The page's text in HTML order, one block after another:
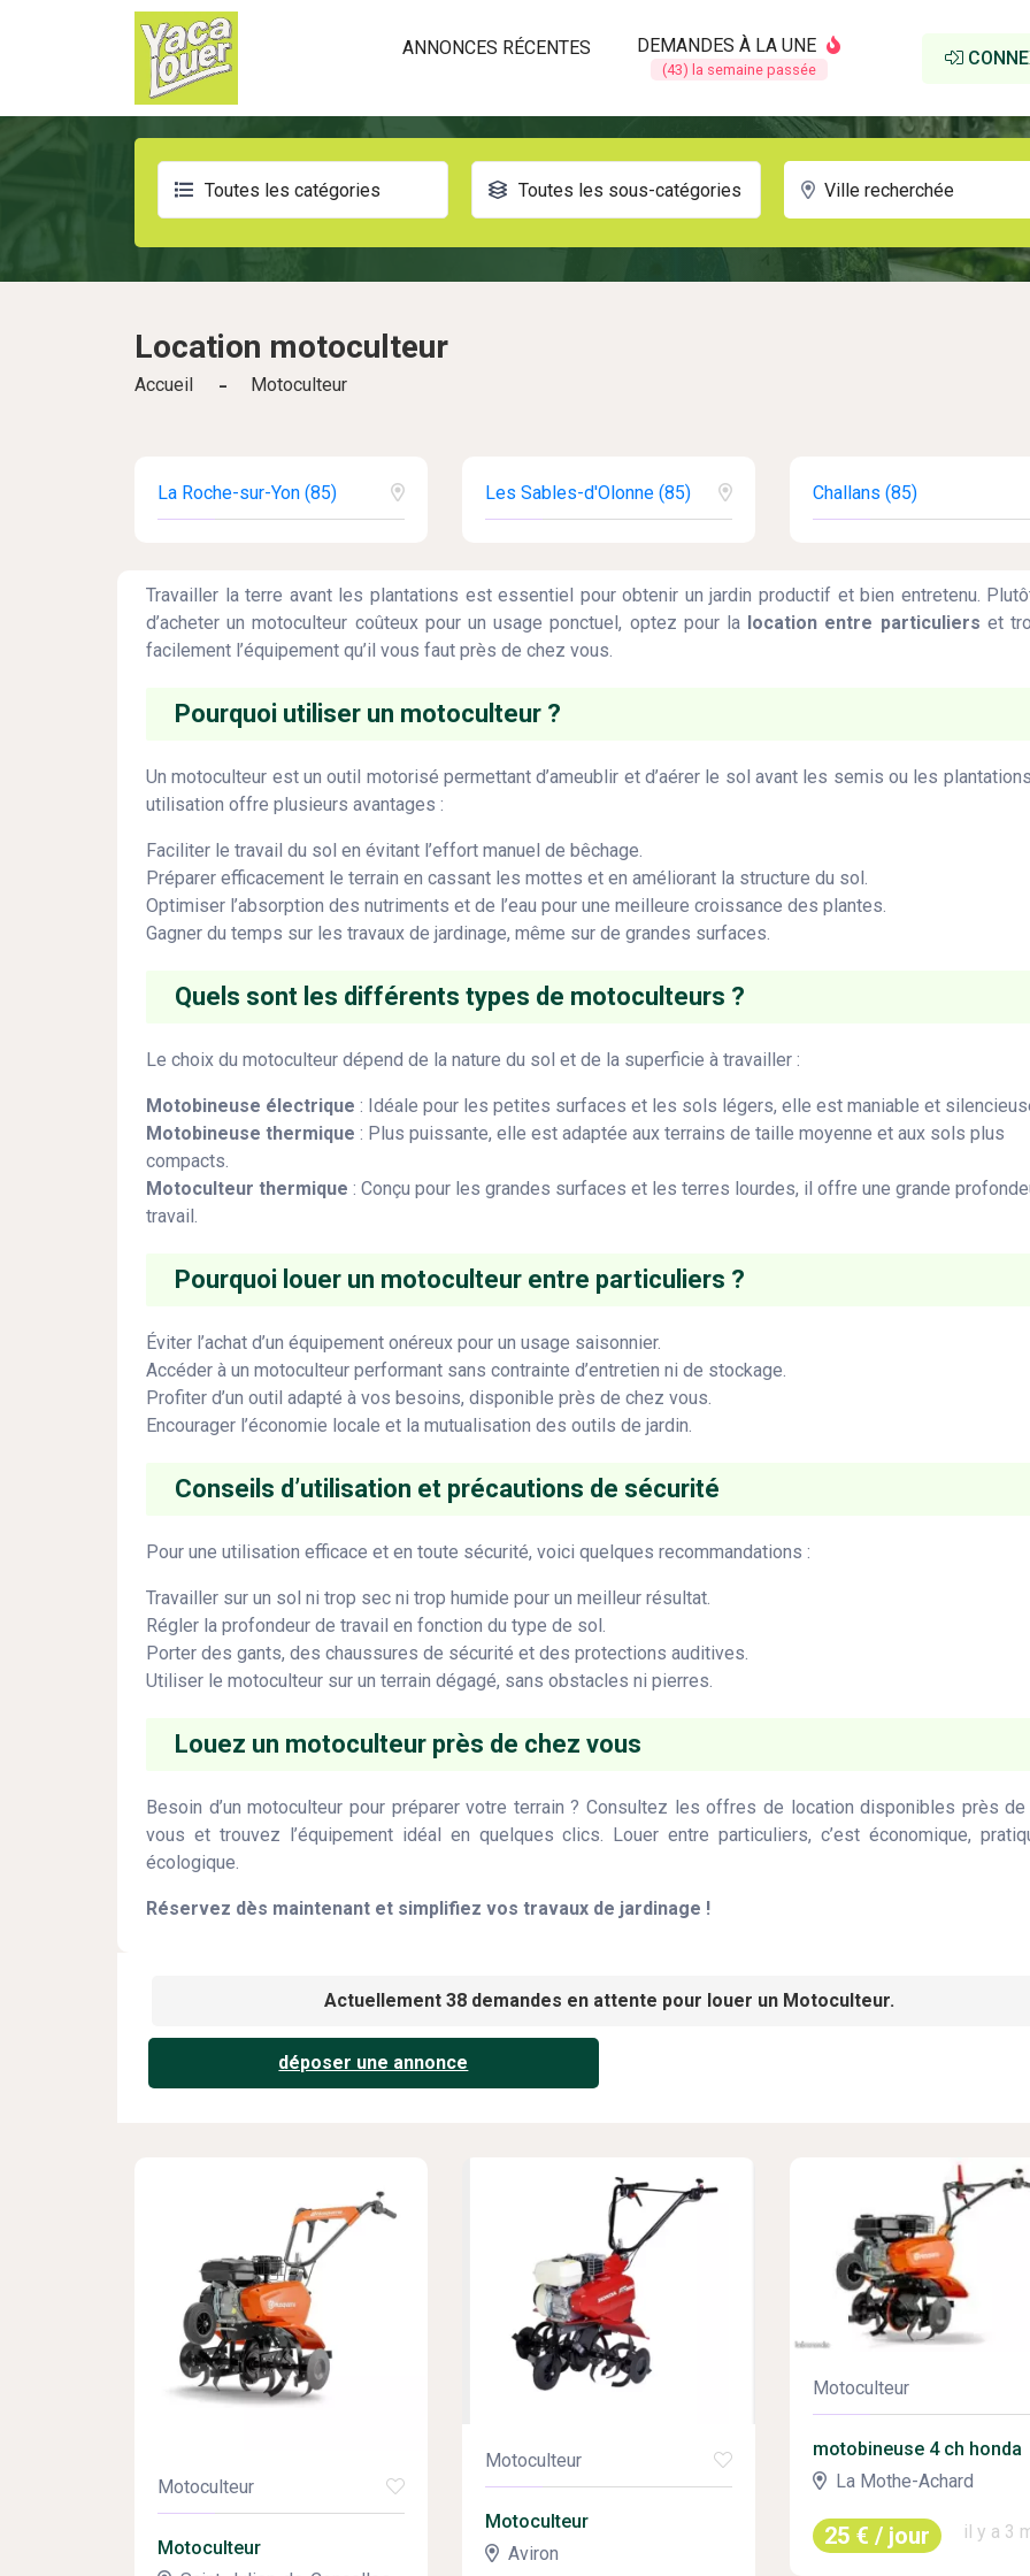
ANNONCES RÉCENTES DEMANDES À LA UNE
(43) la semaine passée
Toutes les catégories Toutes les sous-catégories
Location motoculteur
Accueil Motoculteur
La Roche-sur-Yon (85) Les Sables-d'Olonne (85) Challans (85)
Travailler la terre avant les plantations est essentiel pour obtenir un jardin productif et bien entretenu.
d’acheter un motoculteur coûteux pour un usage ponctuel, optez pour la location entre particuliers et
facilement l’équipement qu’il vous faut près de chez vous.
Pourquoi utiliser un motoculteur ?
Un motoculteur est un outil motorisé permettant d’ameublir et d’aérer le sol avant les semis ou les
utilisation offre plusieurs avantages :
Faciliter le travail du sol en évitant l’effort manuel de bêchage.
Préparer efficacement le terrain en cassant les mottes et en améliorant la structure du sol.
Optimiser l’absorption des nutriments et de l’eau pour une meilleure croissance des plantes.
Gagner du temps sur les travaux de jardinage, même sur de grandes surfaces.
Quels sont les différents types de motoculteurs ?
Le choix du motoculteur dépend de la nature du sol et de la superficie à travailler :
Motobineuse électrique : Idéale pour les petites surfaces et les sols légers, elle est maniable et
Motobineuse thermique : Plus puissante, elle est adaptée aux terrains de taille moyenne et aux sols plus
compacts.
Motoculteur thermique : Conçu pour les grandes surfaces et les terres lourdes, il offre une grande
travail.
Pourquoi louer un motoculteur entre particuliers ?
Éviter l’achat d’un équipement onéreux pour un usage saisonnier.
Accéder à un motoculteur performant sans contrainte d’entretien ni de stockage.
Profiter d’un outil adapté à vos besoins, disponible près de chez vous.
Encourager l’économie locale et la mutualisation des outils de jardin.
Conseils d’utilisation et précautions de sécurité
Pour une utilisation efficace et en toute sécurité, voici quelques recommandations :
Travailler sur un sol ni trop sec ni trop humide pour un meilleur résultat.
Régler la profondeur de travail en fonction du type de sol.
Porter des gants, des chaussures de sécurité et des protections auditives.
Utiliser le motoculteur sur un terrain dégagé, sans obstacles ni pierres.
Louez un motoculteur près de chez vous
Besoin d’un motoculteur pour préparer votre terrain ? Consultez les offres de location disponibles près
vous et trouvez l’équipement idéal en quelques clics. Louer entre particuliers, c’est économique,
écologique.
Réservez dès maintenant et simplifiez vos travaux de jardinage !
Actuellement 38 demandes en attente pour louer un Motoculteur.
déposer une annonce
Motoculteur
Motoculteur
Motoculteur
Motoculteur
Aviron
Motoculteur
motobineuse 4 ch honda
La Mothe-Achard
25 € / jour il y a 3